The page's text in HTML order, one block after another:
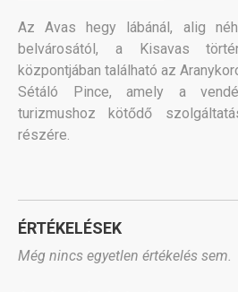
Az Avas hegy lábánál, alig
belvárosától, a Kisavas
központjában található az
Sétáló Pince, amely a
turizmushoz kötődő
részére.
ÉRTÉKELÉSEK
Még nincs egyetlen értékelés sem.